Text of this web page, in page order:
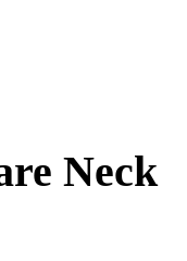
Neck